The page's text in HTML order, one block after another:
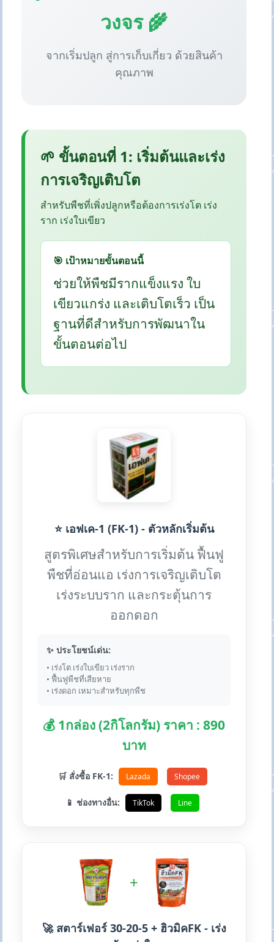
วงจร 🌾
จากเริ่มปลูก สู่การเก็บเกี่ยว ด้วยสินค้า
คุณภาพ
🌱 ขั้นตอนที่ 1: เริ่มต้นและเร่ง
การเจริญเติบโต
สำหรับพืชที่เพิ่งปลูกหรือต้องการเร่งโต เร่ง
ราก เร่งใบเขียว
🎯 เป้าหมายขั้นตอนนี้
ช่วยให้พืชมีรากแข็งแรง ใบ
เขียวแกร่ง และเติบโตเร็ว เป็น
ฐานที่ดีสำหรับการพัฒนาใน
ขั้นตอนต่อไป
⭐ เอฟเค-1 (FK-1) - ตัวหลักเริ่มต้น
สูตรพิเศษสำหรับการเริ่มต้น ฟื้นฟู
พืชที่อ่อนแอ เร่งการเจริญเติบโต
เร่งระบบราก และกระตุ้นการ
ออกดอก
✨ ประโยชน์เด่น:
• เร่งโต เร่งใบเขียว เร่งราก
• ฟื้นฟูพืชที่เสียหาย
• เร่งดอก เหมาะสำหรับทุกพืช
💰 1กล่อง (2กิโลกรัม) ราคา : 890
บาท
🛒 สั่งซื้อ FK-1: Lazada Shopee
📱 ช่องทางอื่น: TikTok Line
+
🚀 สตาร์เฟอร์ 30-20-5 + ฮิวมิคFK - เร่ง